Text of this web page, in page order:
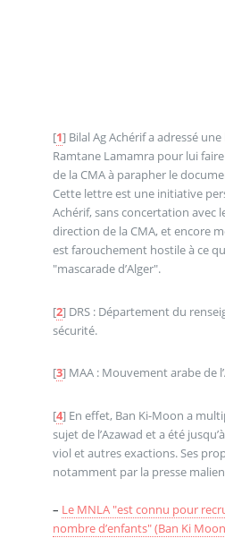
[1] Bilal Ag Achérif a adressé
Ramtane Lamamra pour lui
de la CMA à parapher le
Cette lettre est une initiative
Achérif, sans concertation avec
direction de la CMA, et encore
est farouchement hostile à ce
"mascarade d’Alger".
[2] DRS : Département du
sécurité.
[3] MAA : Mouvement arabe de
[4] En effet, Ban Ki-Moon a
sujet de l’Azawad et a été
viol et autres exactions. Ses
notamment par la presse
– Le MNLA "est connu pour
nombre d’enfants" (Ban Ki